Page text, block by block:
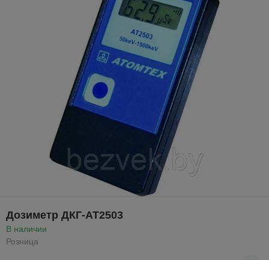
Дозиметр ДКГ-АТ2503
В наличии
Розница